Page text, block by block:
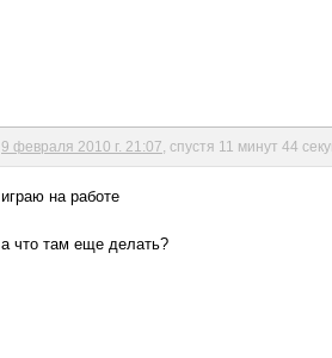
9 февраля 2010 г. 21:07 , спустя 11 минут 44
играю на работе
а что там еще делать?